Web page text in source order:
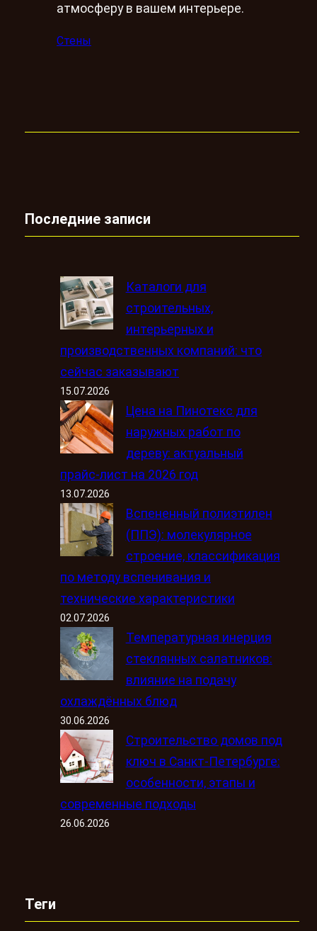
атмосферу в вашем интерьере.
Стены
Последние записи
Каталоги для
строительных,
интерьерных и
производственных компаний: что
сейчас заказывают
15.07.2026
Цена на Пинотекс для
наружных работ по
дереву: актуальный
прайс-лист на 2026 год
13.07.2026
Вспененный полиэтилен
(ППЭ): молекулярное
строение, классификация
по методу вспенивания и
технические характеристики
02.07.2026
Температурная инерция
стеклянных салатников:
влияние на подачу
охлаждённых блюд
30.06.2026
Строительство домов под
ключ в Санкт-Петербурге:
особенности, этапы и
современные подходы
26.06.2026
Теги